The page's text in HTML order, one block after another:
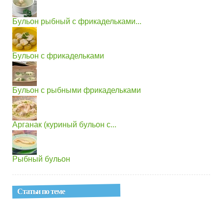
Бульон рыбный с фрикадельками...
Бульон с фрикадельками
Бульон с рыбными фрикадельками
Арганак (куриный бульон с...
Рыбный бульон
Статьи по теме